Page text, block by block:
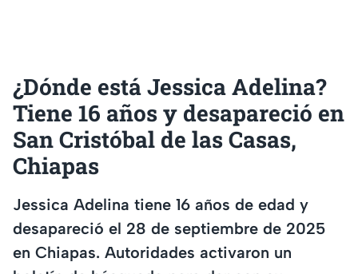
¿Dónde está Jessica Adelina?
Tiene 16 años y desapareció en
San Cristóbal de las Casas,
Chiapas
Jessica Adelina tiene 16 años de edad y
desapareció el 28 de septiembre de 2025
en Chiapas. Autoridades activaron un